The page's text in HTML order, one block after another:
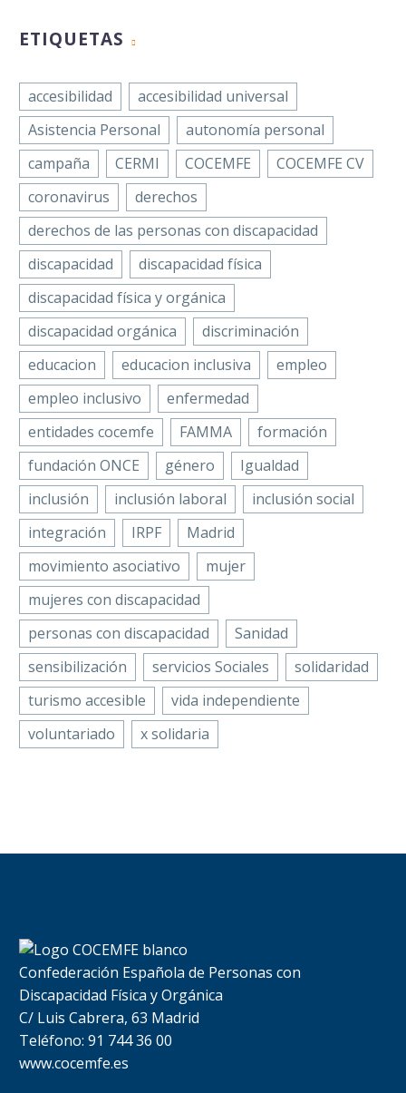
ETIQUETAS
accesibilidad
accesibilidad universal
Asistencia Personal
autonomía personal
campaña
CERMI COCEMFE
COCEMFE CV
coronavirus
derechos
derechos de las personas con discapacidad
discapacidad
discapacidad física
discapacidad física y orgánica
discapacidad orgánica
discriminación
educacion
educacion inclusiva
empleo
empleo inclusivo
enfermedad
entidades cocemfe
FAMMA
formación
fundación ONCE
género
Igualdad
inclusión
inclusión laboral
inclusión social
integración
IRPF
Madrid
movimiento asociativo
mujer
mujeres con discapacidad
personas con discapacidad
Sanidad
sensibilización
servicios Sociales
solidaridad
turismo accesible
vida independiente
voluntariado
x solidaria
Confederación Española de Personas con
Discapacidad Física y Orgánica
C/ Luis Cabrera, 63 Madrid
Teléfono: 91 744 36 00
www.cocemfe.es